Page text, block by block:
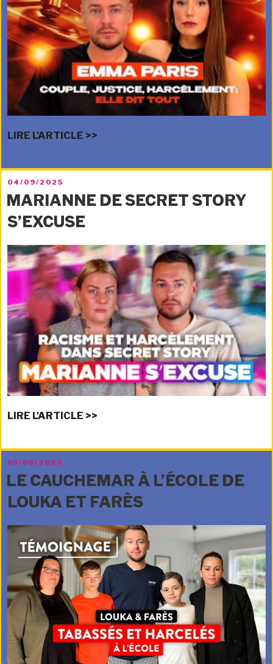
LIRE L'ARTICLE >>
PUBLIÉ
LE
04/09/2025
MARIANNE DE SECRET STORY
S’EXCUSE
LIRE L'ARTICLE >>
PUBLIÉ
LE
05/06/2023
LE CAUCHEMAR À L’ÉCOLE DE
LOUKA ET FARÈS